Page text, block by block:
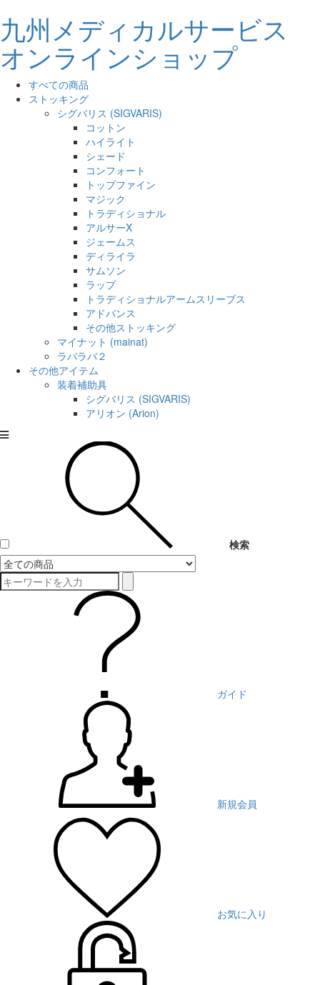
九州メディカルサービス
オンラインショップ
すべての商品
ストッキング
シグバリス (SIGVARIS)
コットン
ハイライト
シェード
コンフォート
トップファイン
マジック
トラディショナル
アルサーX
ジェームス
ディライラ
サムソン
ラップ
トラディショナルアームスリーブス
アドバンス
その他ストッキング
マイナット (mainat)
ラバラバ２
その他アイテム
装着補助具
シグバリス (SIGVARIS)
アリオン (Arion)
検索
ガイド
新規会員
お気に入り